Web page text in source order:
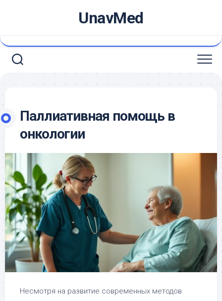
UnavMed
Паллиативная помощь в
онкологии
Несмотря на развитие современных методов